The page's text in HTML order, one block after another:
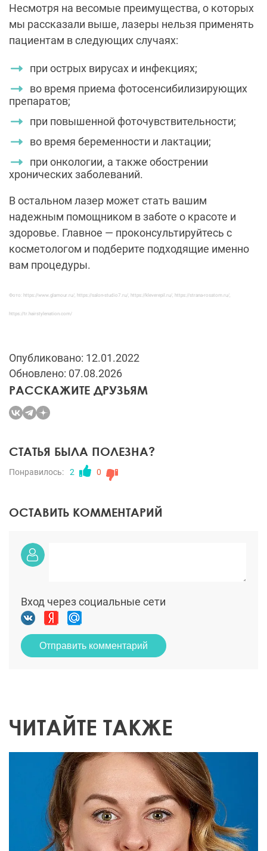
Несмотря на весомые преимущества, о которых
мы рассказали выше, лазеры нельзя применять
пациентам в следующих случаях:
при острых вирусах и инфекциях;
во время приема фотосенсибилизирующих
препаратов;
при повышенной фоточувствительности;
во время беременности и лактации;
при онкологии, а также обострении
хронических заболеваний.
В остальном лазер может стать вашим
надежным помощником в заботе о красоте и
здоровье. Главное — проконсультируйтесь с
косметологом и подберите подходящие именно
вам процедуры.
Фото: https://www.glamour.ru/, https://salon-studio7.ru/, https://kleverepil.ru/, https://strana-rosatom.ru/,
https://tr.hairstylenation.com/
Опубликовано: 12.01.2022
Обновлено: 07.08.2026
РАССКАЖИТЕ ДРУЗЬЯМ
СТАТЬЯ БЫЛА ПОЛЕЗНА?
Понравилось: 2 0
ОСТАВИТЬ КОММЕНТАРИЙ
Вход через социальные сети
Отправить комментарий
ЧИТАЙТЕ ТАКЖЕ